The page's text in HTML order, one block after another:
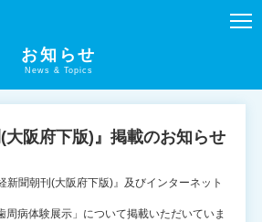
お知らせ
News & Topics
(大阪府下版)』掲載のお知らせ
新聞朝刊(大阪府下版)』及びインターネット
周病体験展示」について掲載いただいていま